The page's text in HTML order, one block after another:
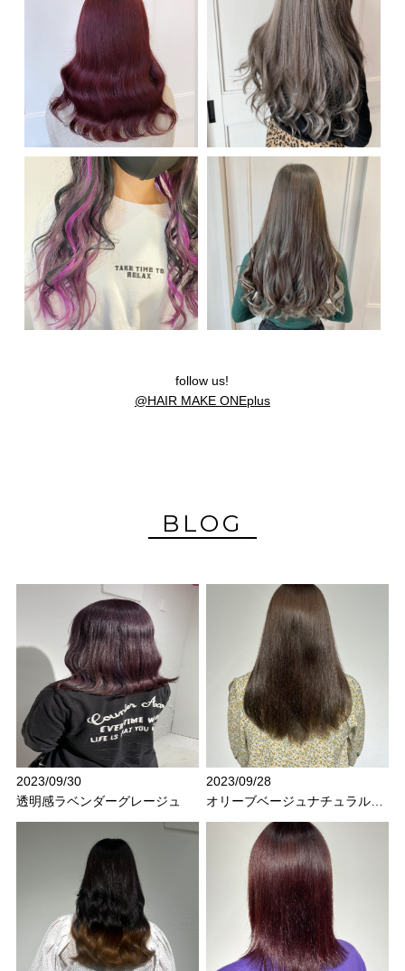
follow us!
@HAIR MAKE ONEplus
BLOG
2023/09/30
透明感ラベンダーグレージュ
2023/09/28